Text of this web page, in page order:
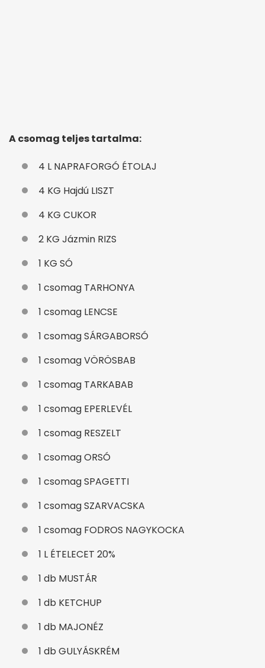
A csomag teljes tartalma:
4 L NAPRAFORGÓ ÉTOLAJ
4 KG Hajdú LISZT
4 KG CUKOR
2 KG Jázmin RIZS
1 KG SÓ
1 csomag TARHONYA
1 csomag LENCSE
1 csomag SÁRGABORSÓ
1 csomag VÖRÖSBAB
1 csomag TARKABAB
1 csomag EPERLEVÉL
1 csomag RESZELT
1 csomag ORSÓ
1 csomag SPAGETTI
1 csomag SZARVACSKA
1 csomag FODROS NAGYKOCKA
1 L ÉTELECET 20%
1 db MUSTÁR
1 db KETCHUP
1 db MAJONÉZ
1 db GULYÁSKRÉM